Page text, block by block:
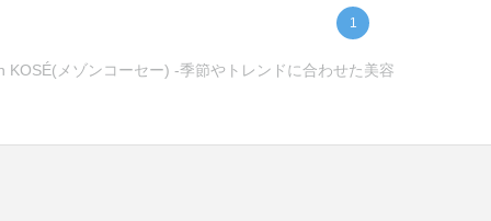
1
メゾンコーセー) -季節やトレンドに合わせた美容